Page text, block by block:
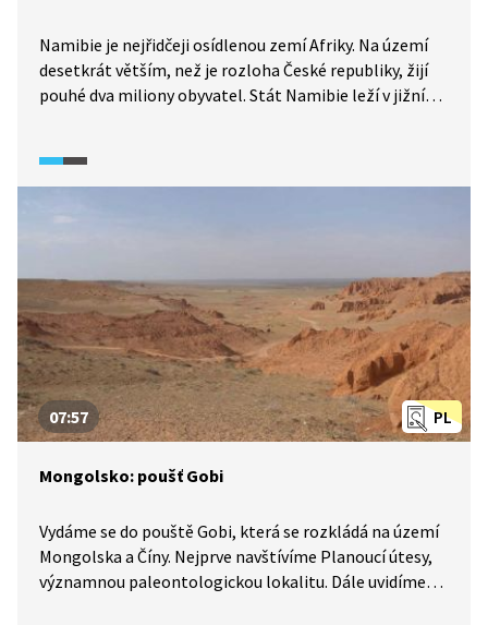
Namibie je nejřidčeji osídlenou zemí Afriky. Na území
desetkrát větším, než je rozloha České republiky, žijí
pouhé dva miliony obyvatel. Stát Namibie leží v jižní
která dala zemi jméno. Právě tato poušť nabízí
PL
07:57
Mongolsko: poušť Gobi
Vydáme se do pouště Gobi, která se rozkládá na území
Mongolska a Číny. Nejprve navštívíme Planoucí útesy,
významnou paleontologickou lokalitu. Dále uvidíme